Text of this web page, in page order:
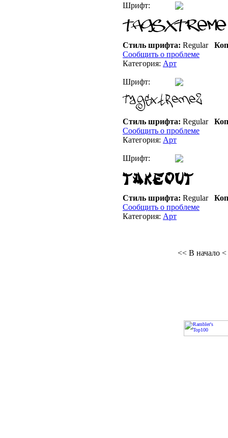
Шрифт:
Стиль шрифта: Regular
Сообщить о проблеме
Категория: Арт
Шрифт:
Стиль шрифта: Regular
Сообщить о проблеме
Категория: Арт
Шрифт:
Стиль шрифта: Regular
Сообщить о проблеме
Категория: Арт
<< В начало <